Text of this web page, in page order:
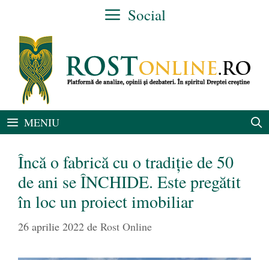
conținut
Social
MENIU
Încă o fabrică cu o tradiție de 50
de ani se ÎNCHIDE. Este pregătit
în loc un proiect imobiliar
26 aprilie 2022 de Rost Online